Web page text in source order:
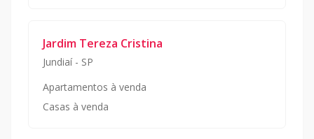
Jardim Tereza Cristina
Jundiaí - SP
Apartamentos à venda
Casas à venda